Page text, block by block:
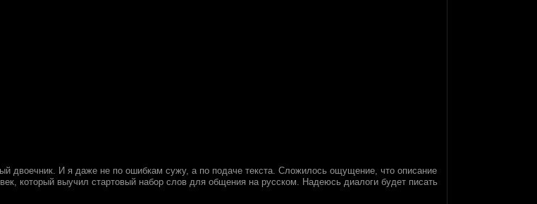
двоечник. И я даже не по ошибкам сужу, а по подаче текста. Сложилось ощущение, что описание
который выучил стартовый набор слов для общения на русском. Надеюсь диалоги будет писать